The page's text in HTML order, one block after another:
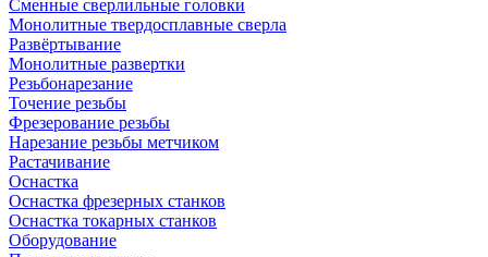
Сменные сверлильные головки
Монолитные твердосплавные сверла
Развёртывание
Монолитные развертки
Резьбонарезание
Точение резьбы
Фрезерование резьбы
Нарезание резьбы метчиком
Растачивание
Оснастка
Оснастка фрезерных станков
Оснастка токарных станков
Оборудование